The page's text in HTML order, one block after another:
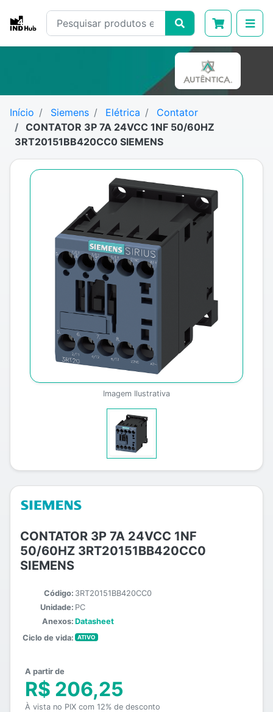
Início Siemens Elétrica
Contator
CONTATOR 3P 7A 24VCC 1NF 50/60HZ
3RT20151BB420CC0 SIEMENS
Imagem Ilustrativa
CONTATOR 3P 7A 24VCC 1NF
50/60HZ 3RT20151BB420CC0
SIEMENS
Código: 3RT20151BB420CC0
Unidade: PC
Anexos: Datasheet
Ciclo de vida:
ATIVO
A partir de
R$ 206,25
À vista no PIX com 12% de desconto